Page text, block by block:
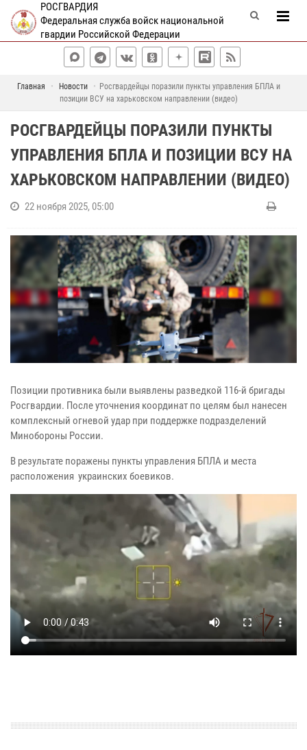
РОСГВАРДИЯ
Федеральная служба войск национальной
гвардии Российской Федерации
Главная Новости
Росгвардейцы поразили пункты управления БПЛА и
позиции ВСУ на харьковском направлении (видео)
РОСГВАРДЕЙЦЫ ПОРАЗИЛИ ПУНКТЫ
УПРАВЛЕНИЯ БПЛА И ПОЗИЦИИ ВСУ НА
ХАРЬКОВСКОМ НАПРАВЛЕНИИ (ВИДЕО)
22 ноября 2025, 05:00
Позиции противника были выявлены разведкой 116-й бригады
Росгвардии. После уточнения координат по целям был нанесен
комплексный огневой удар при поддержке подразделений
Минобороны России.
В результате поражены пункты управления БПЛА и места
расположения украинских боевиков.